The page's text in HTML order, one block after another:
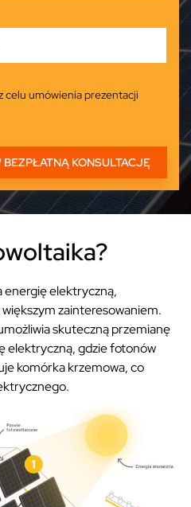
celu umówienia prezentacji
energię elektryczną,
zainteresowaniem.
skuteczną przemianę
elektryczną, gdzie fotonów
komórka krzemowa, co